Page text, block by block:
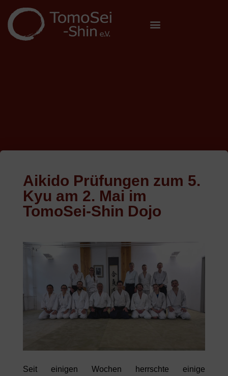
Aikido Prüfungen zum 5.
Kyu am 2. Mai im
TomoSei-Shin Dojo
Seit einigen Wochen herrschte einige